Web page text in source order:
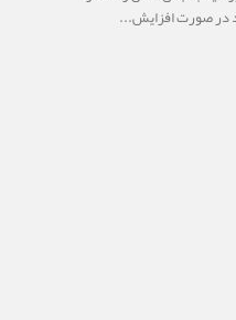
در صورت افزایش...